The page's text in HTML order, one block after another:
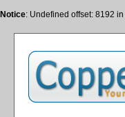
Notice: Undefined offset: 8192 in